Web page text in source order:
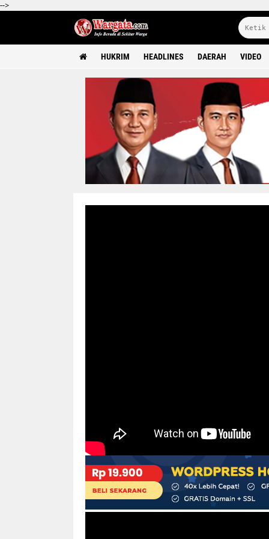
-->
HUKRIM HEADLINES DAERAH VIDEO